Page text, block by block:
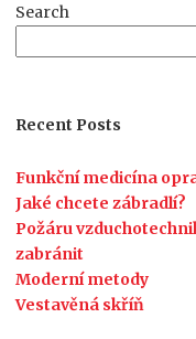
Search
Recent Posts
Funkční medicína
Jaké chcete zábradlí?
Požáru
zabránit
Moderní metody
Vestavěná skříň